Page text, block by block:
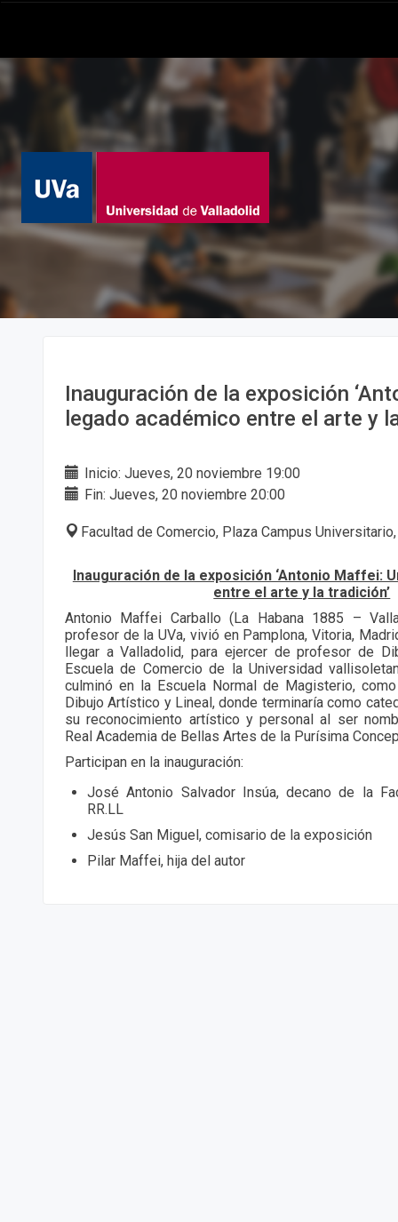
Inauguración de la exposición
legado académico entre el arte y
Inicio: Jueves, 20 noviembre 19:00
Fin: Jueves, 20 noviembre 20:00
Facultad de Comercio, Plaza Campus
Inauguración de la exposición ‘Antonio Maffei:
entre el arte y la tradición’
Antonio Maffei Carballo (La Habana 1885 –
profesor de la UVa, vivió en Pamplona, Vitoria,
llegar a Valladolid, para ejercer de profesor de
Escuela de Comercio de la Universidad
culminó en la Escuela Normal de Magisterio,
Dibujo Artístico y Lineal, donde terminaría como
su reconocimiento artístico y personal al ser
Real Academia de Bellas Artes de la Purísima
Participan en la inauguración:
José Antonio Salvador Insúa, decano de la
RR.LL
Jesús San Miguel, comisario de la exposición
Pilar Maffei, hija del autor